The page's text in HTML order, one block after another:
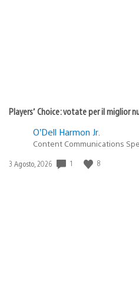
Players’ Choice: votate per il miglior
O’Dell Harmon Jr.
Content Communications
Data
3 Agosto, 2026 1 8